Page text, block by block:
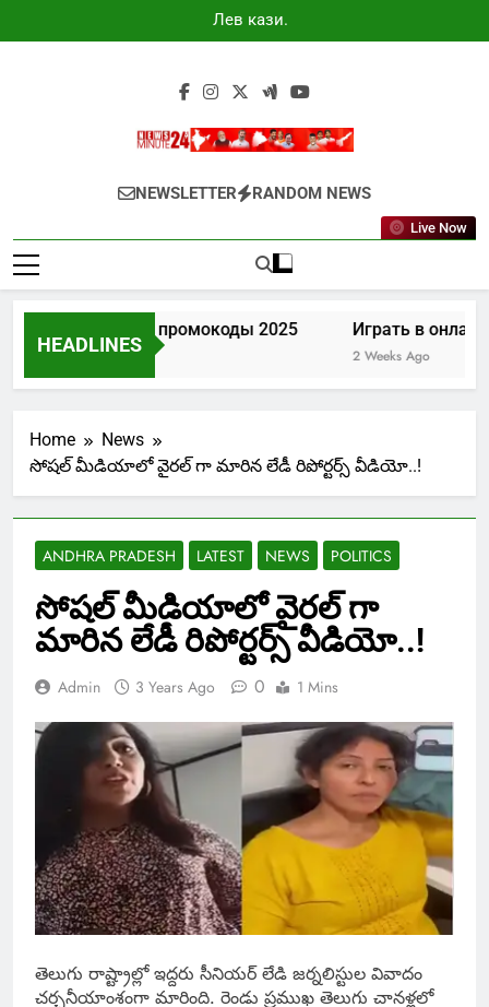
to
Лев казино
промокоды
Newsminute24
Get All Updated Telugu News
NEWSLETTER RANDOM NEWS
Live Now
HEADLINES
Лев казино промокоды 2025
7 Days Ago
Играть в онлайн
2 Weeks Ago
Home
News
సోషల్ మీడియాలో వైరల్ గా మారిన లేడీ రిపోర్టర్స్ వీడియో..!
ANDHRA PRADESH LATEST NEWS POLITICS
సోషల్ మీడియాలో వైరల్ గా
మారిన లేడీ రిపోర్టర్స్ వీడియో..!
Admin 3 Years Ago 0 1 Mins
తెలుగు రాష్ట్రాల్లో ఇద్ద‌రు సీనియ‌ర్ లేడి జ‌ర్న‌లిస్టుల వివాదం
చ‌ర్చ‌నీయాంశంగా మారింది. రెండు ప్ర‌ముఖ తెలుగు చాన‌ళ్ల‌లో